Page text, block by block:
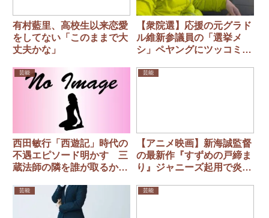
有村藍里、高校生以来恋愛
をしてない「このままで大
丈夫かな」
【衆院選】応援の元グラド
ル維新参議員の「選挙メ
シ」ペヤングにツッコミ殺
芸能
西田敏行「西遊記」時代の
不遇エピソード明かす 三
蔵法師の隣を誰が取るか…
芸能
【アニメ映画】新海誠監督
の最新作『すずめの戸締ま
り』ジャニーズ起用で炎上
芸能 芸能